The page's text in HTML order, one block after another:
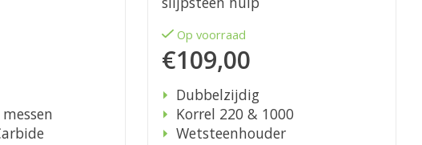
Op voorraad
€109,00
Dubbelzijdig
Korrel 220 & 1000
Wetsteenhouder